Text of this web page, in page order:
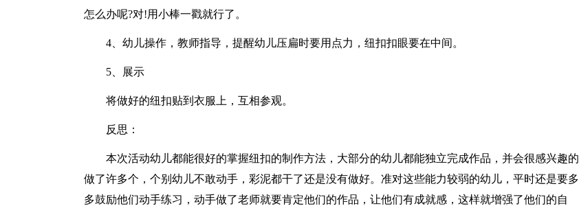
怎么办呢?对!用小棒一戳就行了。
4、幼儿操作，教师指导，提醒幼儿压扁时要用点力，纽扣扣眼要在中间。
5、展示
将做好的纽扣贴到衣服上，互相参观。
反思：
本次活动幼儿都能很好的掌握纽扣的制作方法，大部分的幼儿都能独立完成作品，并会很感兴趣的
做了许多个，个别幼儿不敢动手，彩泥都干了还是没有做好。准对这些能力较弱的幼儿，平时还是要多
多鼓励他们动手练习，动手做了老师就要肯定他们的作品，让他们有成就感，这样就增强了他们的自